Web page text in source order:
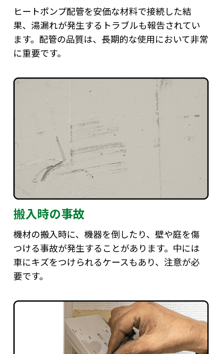
ヒートポンプ配管を安価な材料で接続した結
果、湯漏れが発生するトラブルも報告されてい
ます。配管の品質は、長期的な使用において非常
に重要です。
搬入時の事故
機材の搬入時に、機器を倒したり、壁や庭を傷
つける事故が発生することがあります。中には
車にキズをつけられるケースもあり、注意が必
要です。